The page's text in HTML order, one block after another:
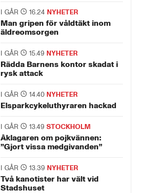
I GÅR 16.24 NYHETER
Man gripen för våldtäkt inom
äldreomsorgen
I GÅR 15.49 NYHETER
Rädda Barnens kontor skadat i
rysk attack
I GÅR 14.40 NYHETER
Elsparkcykeluthyraren hackad
I GÅR 13.49STOCKHOLM
Åklagaren om pojkvännen:
”Gjort vissa medgivanden”
I GÅR 13.39 NYHETER
Två kanotister har vält vid
Stadshuset